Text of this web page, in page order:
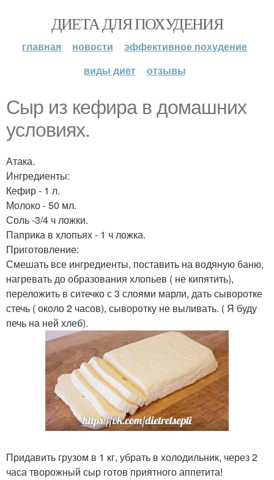
ДИЕТА ДЛЯ ПОХУДЕНИЯ
главная новости
эффективное похудение
виды диет
отзывы
Сыр из кефира в домашних
условиях.
Атака.
Ингредиенты:
Кефир - 1 л.
Молоко - 50 мл.
Соль -3/4 ч ложки.
Паприка в хлопьях - 1 ч ложка.
Приготовление:
Смешать все ингредиенты, поставить на водяную баню,
нагревать до образования хлопьев ( не кипятить),
переложить в ситечко с 3 слоями марли, дать сыворотке
стечь ( около 2 часов), сыворотку не выливать. ( Я буду
печь на ней хлеб).
Придавить грузом в 1 кг, убрать в холодильник, через 2
часа творожный сыр готов приятного аппетита!